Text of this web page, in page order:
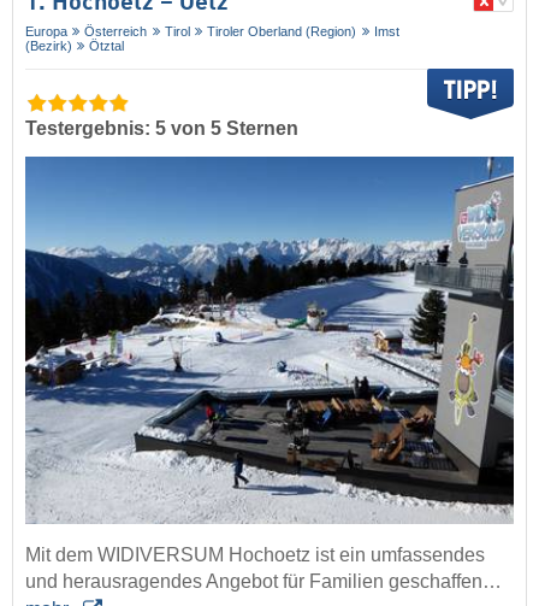
Europa Österreich Tirol Tiroler Oberland (Region)
Imst
(Bezirk)
Ötztal
Testergebnis: 5 von 5 Sternen
Mit dem WIDIVERSUM Hochoetz ist ein umfassendes
und herausragendes Angebot für Familien geschaffen…